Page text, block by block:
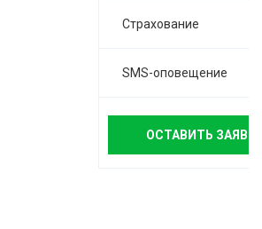
Страхование
SMS-оповещение
ОСТАВИТЬ